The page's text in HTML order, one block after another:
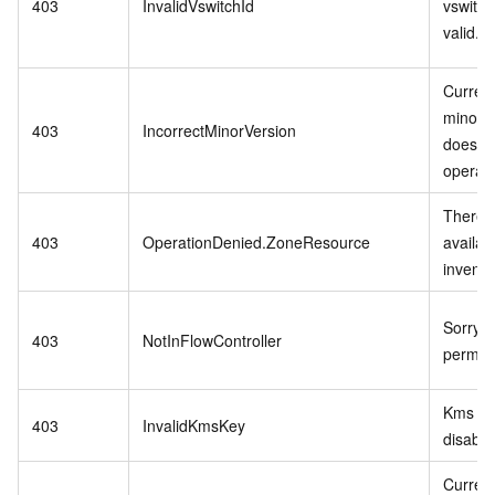
403 InvalidVswitchId
valid.
403 IncorrectMinorVersion
minor
does
403 OperationDenied.ZoneResource
There
403 NotInFlowController
403 InvalidKmsKey
Kms